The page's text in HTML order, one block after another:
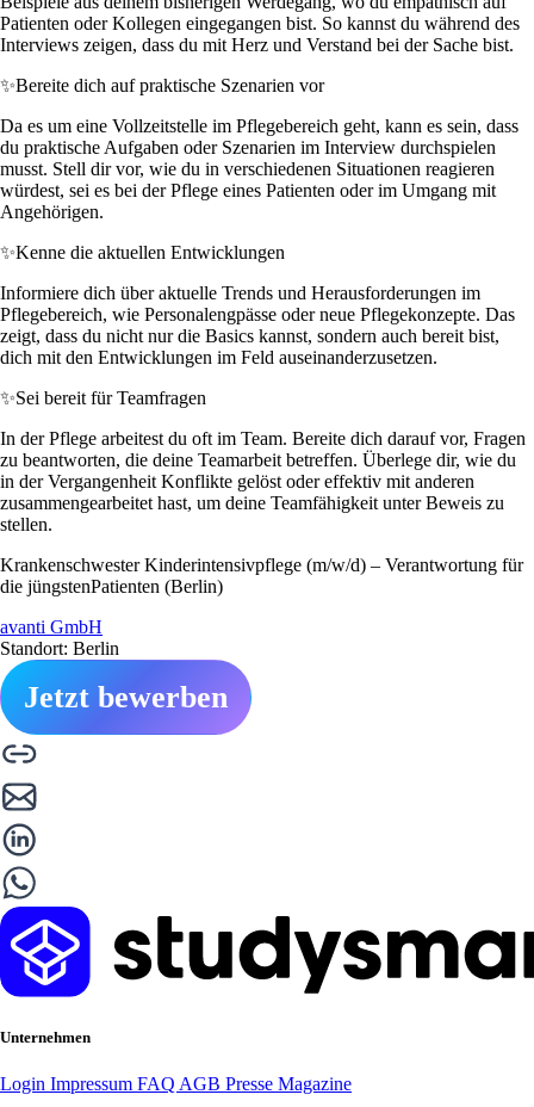
Patienten oder Kollegen eingegangen bist. So kannst du während des
Interviews zeigen, dass du mit Herz und Verstand bei der Sache bist.
✨Bereite dich auf praktische Szenarien vor
Da es um eine Vollzeitstelle im Pflegebereich geht, kann es sein, dass
du praktische Aufgaben oder Szenarien im Interview durchspielen
musst. Stell dir vor, wie du in verschiedenen Situationen reagieren
würdest, sei es bei der Pflege eines Patienten oder im Umgang mit
Angehörigen.
✨Kenne die aktuellen Entwicklungen
Informiere dich über aktuelle Trends und Herausforderungen im
Pflegebereich, wie Personalengpässe oder neue Pflegekonzepte. Das
zeigt, dass du nicht nur die Basics kannst, sondern auch bereit bist,
dich mit den Entwicklungen im Feld auseinanderzusetzen.
✨Sei bereit für Teamfragen
In der Pflege arbeitest du oft im Team. Bereite dich darauf vor, Fragen
zu beantworten, die deine Teamarbeit betreffen. Überlege dir, wie du
in der Vergangenheit Konflikte gelöst oder effektiv mit anderen
zusammengearbeitet hast, um deine Teamfähigkeit unter Beweis zu
stellen.
Krankenschwester Kinderintensivpflege (m/w/d) – Verantwortung für
die jüngstenPatienten (Berlin)
avanti GmbH
Standort: Berlin
Jetzt bewerben
Unternehmen
Login Impressum FAQ AGB Presse Magazine